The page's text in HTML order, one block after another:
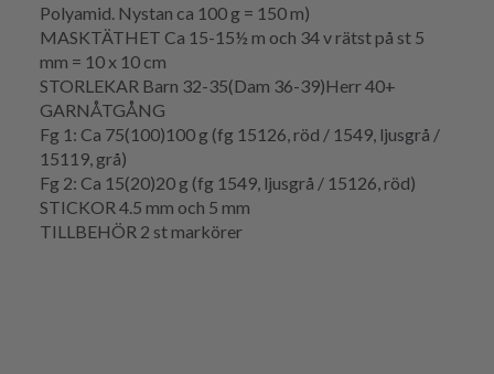
Polyamid. Nystan ca 100 g = 150 m)
MASKTÄTHET Ca 15-15½ m och 34 v rätst på st 5
mm = 10 x 10 cm
STORLEKAR Barn 32-35(Dam 36-39)Herr 40+
GARNÅTGÅNG
Fg 1: Ca 75(100)100 g (fg 15126, röd / 1549, ljusgrå /
15119, grå)
Fg 2: Ca 15(20)20 g (fg 1549, ljusgrå / 15126, röd)
STICKOR 4.5 mm och 5 mm
TILLBEHÖR 2 st markörer